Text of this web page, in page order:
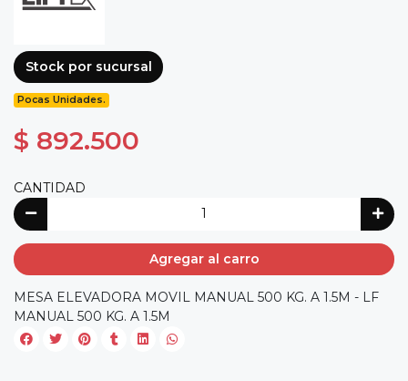
Stock por sucursal
Pocas Unidades.
$ 892.500
CANTIDAD
Agregar al carro
MESA ELEVADORA MOVIL MANUAL 500 KG. A 1.5M - LF
MANUAL 500 KG. A 1.5M